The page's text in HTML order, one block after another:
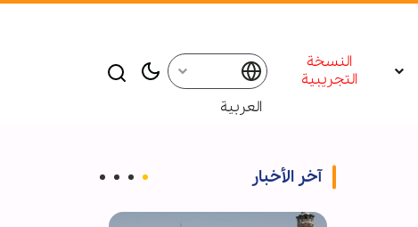
النسخة
التجريبية
العربية
آخر الأخبار